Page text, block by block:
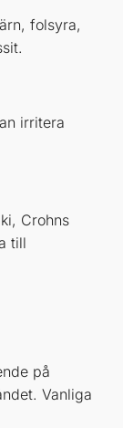
folsyra,
irritera
Crohns
till
på
Vanliga